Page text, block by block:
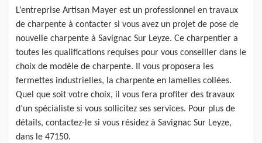
L’entreprise Artisan Mayer est un professionnel en travaux
de charpente à contacter si vous avez un projet de pose de
nouvelle charpente à Savignac Sur Leyze. Ce charpentier a
toutes les qualifications requises pour vous conseiller dans le
choix de modèle de charpente. Il vous proposera les
fermettes industrielles, la charpente en lamelles collées.
Quel que soit votre choix, il vous fera profiter des travaux
d’un spécialiste si vous sollicitez ses services. Pour plus de
détails, contactez-le si vous résidez à Savignac Sur Leyze,
dans le 47150.